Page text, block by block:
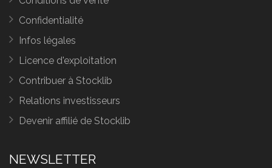
Confidentialité
Infos légales
Licence d'exploitation
Contribuer à Stocklib
Relations investisseurs
Devenir affilié de Stocklib
NEWSLETTER